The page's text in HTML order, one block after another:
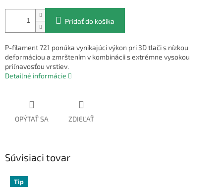
Pridať do košíka
P-filament 721 ponúka vynikajúci výkon pri 3D tlači s nízkou
deformáciou a zmrštením v kombinácii s extrémne vysokou
priľnavosťou vrstiev.
Detailné informácie
OPÝTAŤ SA ZDIEĽAŤ
Súvisiaci tovar
Tip